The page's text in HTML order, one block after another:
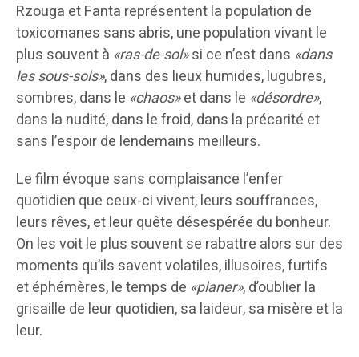
Rzouga et Fanta représentent la population de
toxicomanes sans abris, une population vivant le
plus souvent à «ras-de-sol»si ce n’est dans «dans
les sous-sols», dans des lieux humides, lugubres,
sombres, dans le «chaos»et dans le «désordre»,
dans la nudité, dans le froid, dans la précarité et
sans l’espoir de lendemains meilleurs.
Le film évoque sans complaisance l’enfer
quotidien que ceux-ci vivent, leurs souffrances,
leurs rêves, et leur quête désespérée du bonheur.
On les voit le plus souvent se rabattre alors sur des
moments qu’ils savent volatiles, illusoires, furtifs
et éphémères, le temps de «planer», d’oublier la
grisaille de leur quotidien, sa laideur, sa misère et la
leur.